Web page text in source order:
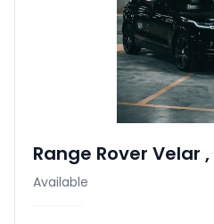
Range Rover Velar ,
Available